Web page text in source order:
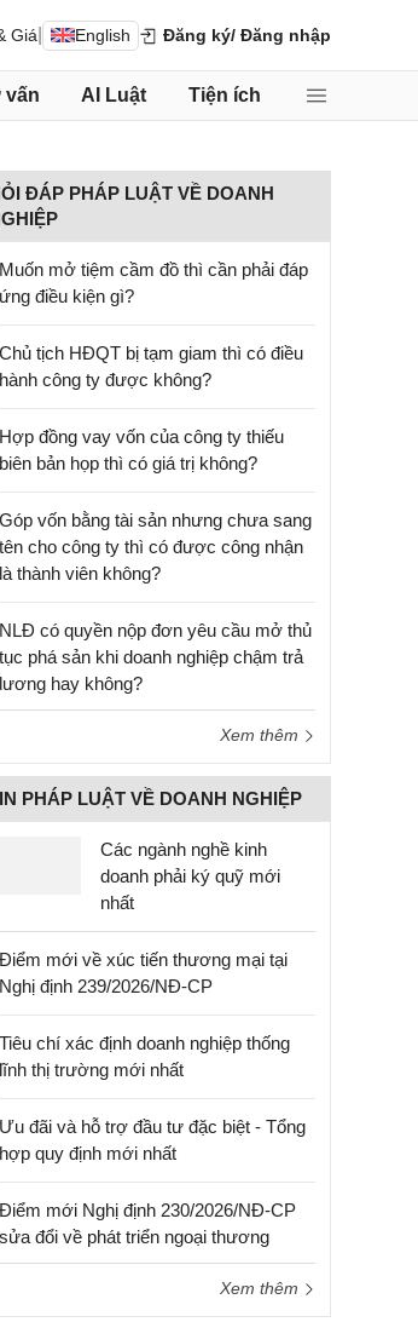
Giá English Đăng ký/ Đăng nhập
vấn AI Luật Tiện ích
ĐÁP PHÁP LUẬT VỀ DOANH
Muốn mở tiệm cầm đồ thì cần phải đáp
ứng điều kiện gì?
Chủ tịch HĐQT bị tạm giam thì có điều
hành công ty được không?
Hợp đồng vay vốn của công ty thiếu
biên bản họp thì có giá trị không?
Góp vốn bằng tài sản nhưng chưa sang
tên cho công ty thì có được công nhận
là thành viên không?
NLĐ có quyền nộp đơn yêu cầu mở thủ
tục phá sản khi doanh nghiệp chậm trả
lương hay không?
Xem thêm
PHÁP LUẬT VỀ DOANH NGHIỆP
Các ngành nghề kinh
doanh phải ký quỹ mới
nhất
Điểm mới về xúc tiến thương mại tại
Nghị định 239/2026/NĐ-CP
Tiêu chí xác định doanh nghiệp thống
lĩnh thị trường mới nhất
Ưu đãi và hỗ trợ đầu tư đặc biệt - Tổng
hợp quy định mới nhất
Điểm mới Nghị định 230/2026/NĐ-CP
sửa đổi về phát triển ngoại thương
Xem thêm